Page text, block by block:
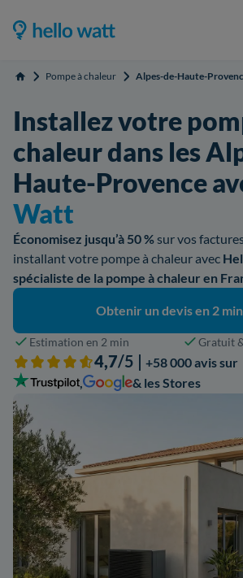
Accueil Pompe à chaleur Alpes-de-Haute-
Installez votre
chaleur dans les
Haute-Provence
Watt
Économisez jusqu’à 50 %sur vos
installant votre pompe à chaleur avec
spécialiste de la pompe à chaleur en
Obtenir un devis en 2
Estimation en 2 min Gratuit
4,7/5 | +58 000 avis sur
,
& les Stores